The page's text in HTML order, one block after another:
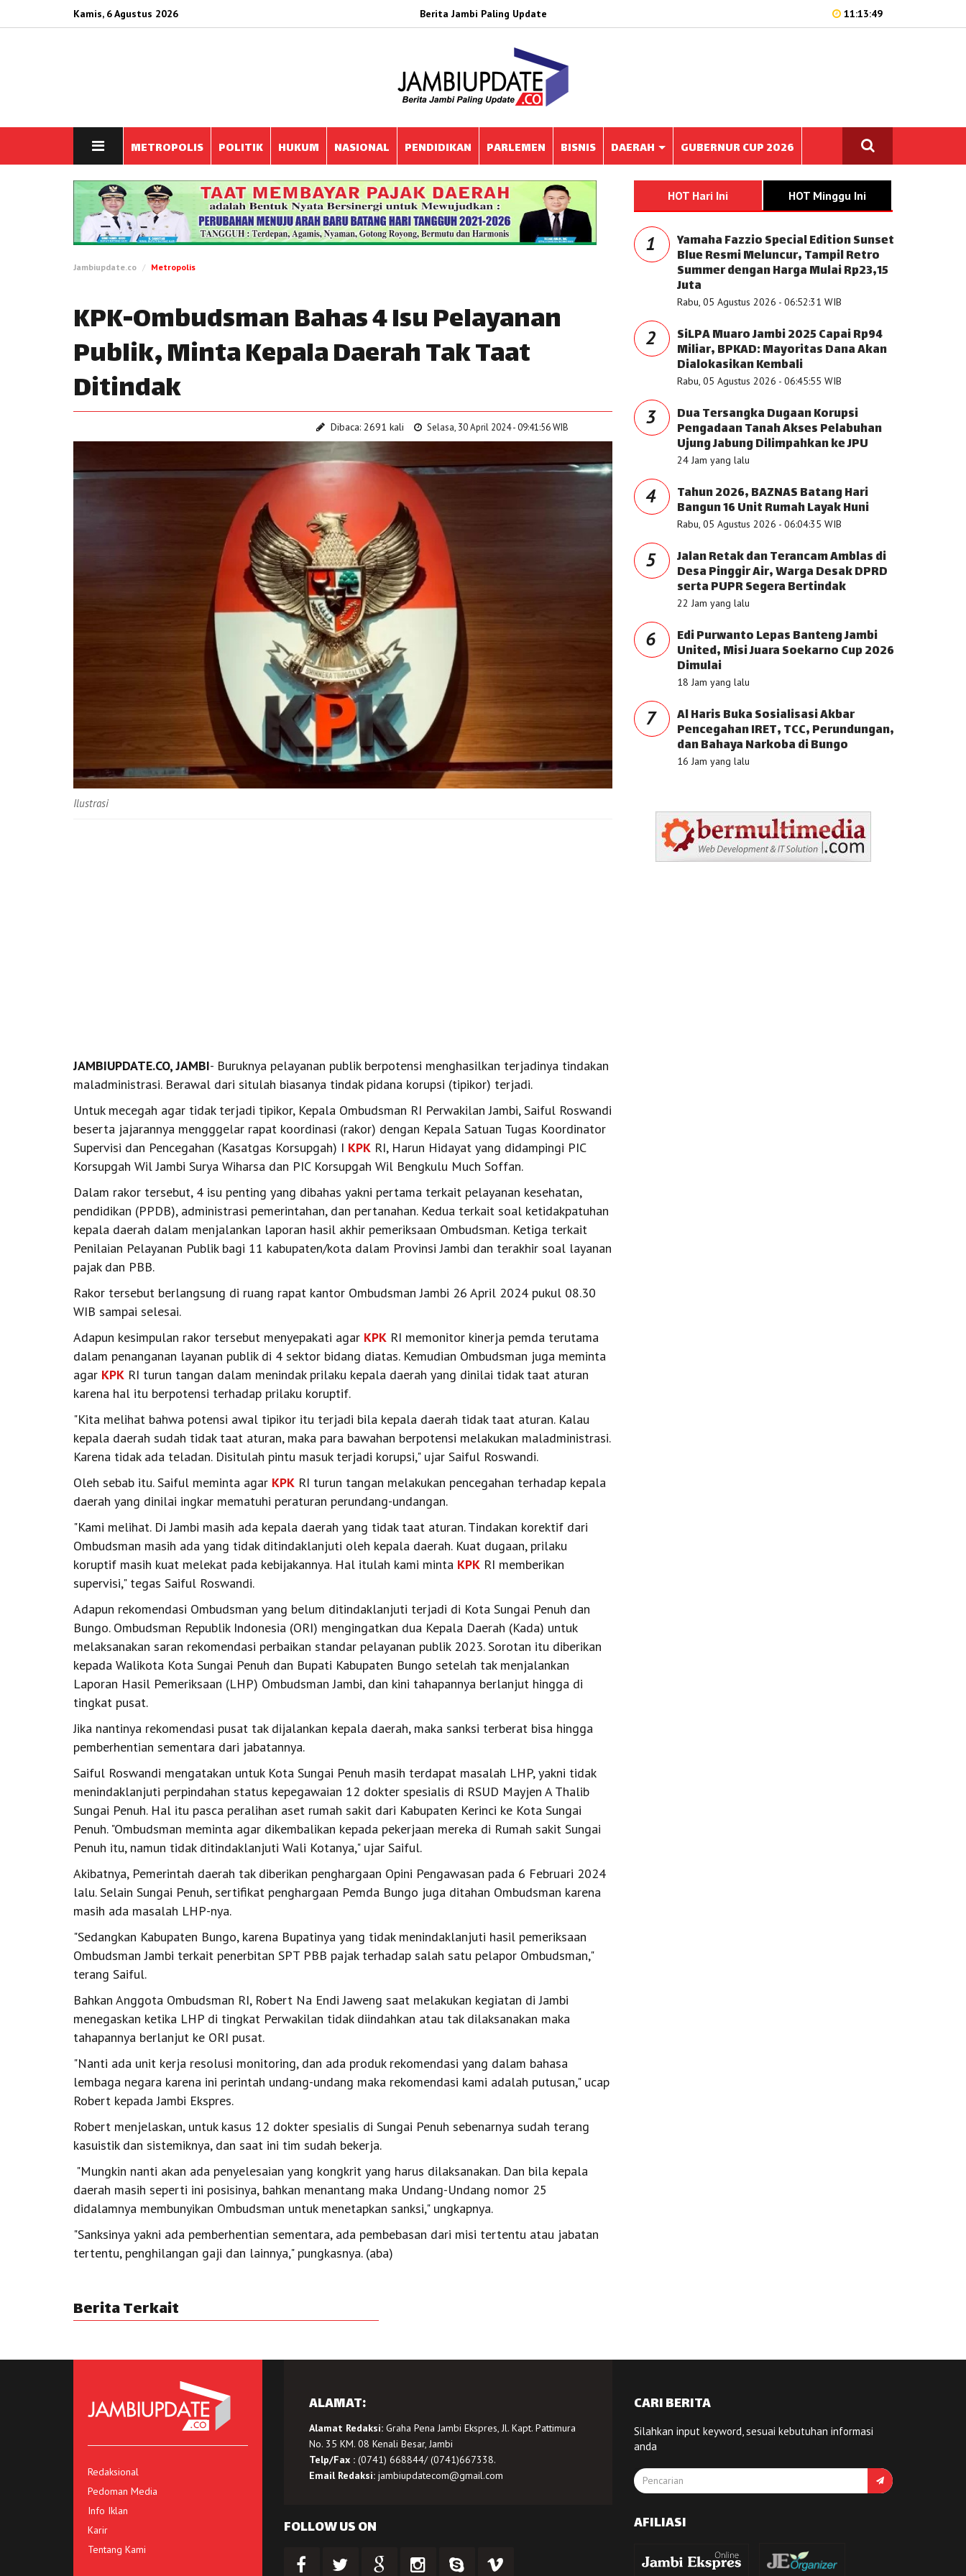
Kamis, 6 Agustus 2026 Berita Jambi Paling Update 11:13:49
METROPOLIS POLITIK HUKUM NASIONAL PENDIDIKAN PARLEMEN BISNIS DAERAH GUBERNUR CUP 2026
Jambiupdate.co Metropolis
KPK-Ombudsman Bahas 4 Isu Pelayanan
Publik, Minta Kepala Daerah Tak Taat
Ditindak
Dibaca: 2691 kali Selasa, 30 April 2024 - 09:41:56 WIB
Ilustrasi
JAMBIUPDATE.CO, JAMBI- Buruknya pelayanan publik berpotensi menghasilkan terjadinya tindakan
maladministrasi. Berawal dari situlah biasanya tindak pidana korupsi (tipikor) terjadi.
Untuk mecegah agar tidak terjadi tipikor, Kepala Ombudsman RI Perwakilan Jambi, Saiful Roswandi
beserta jajarannya mengggelar rapat koordinasi (rakor) dengan Kepala Satuan Tugas Koordinator
Supervisi dan Pencegahan (Kasatgas Korsupgah) I KPK RI, Harun Hidayat yang didampingi PIC
Korsupgah Wil Jambi Surya Wiharsa dan PIC Korsupgah Wil Bengkulu Much Soffan.
Dalam rakor tersebut, 4 isu penting yang dibahas yakni pertama terkait pelayanan kesehatan,
pendidikan (PPDB), administrasi pemerintahan, dan pertanahan. Kedua terkait soal ketidakpatuhan
kepala daerah dalam menjalankan laporan hasil akhir pemeriksaan Ombudsman. Ketiga terkait
Penilaian Pelayanan Publik bagi 11 kabupaten/kota dalam Provinsi Jambi dan terakhir soal layanan
pajak dan PBB.
Rakor tersebut berlangsung di ruang rapat kantor Ombudsman Jambi 26 April 2024 pukul 08.30
WIB sampai selesai.
Adapun kesimpulan rakor tersebut menyepakati agar KPK RI memonitor kinerja pemda terutama
dalam penanganan layanan publik di 4 sektor bidang diatas. Kemudian Ombudsman juga meminta
agar KPK RI turun tangan dalam menindak prilaku kepala daerah yang dinilai tidak taat aturan
karena hal itu berpotensi terhadap prilaku koruptif.
"Kita melihat bahwa potensi awal tipikor itu terjadi bila kepala daerah tidak taat aturan. Kalau
kepala daerah sudah tidak taat aturan, maka para bawahan berpotensi melakukan maladministrasi.
Karena tidak ada teladan. Disitulah pintu masuk terjadi korupsi," ujar Saiful Roswandi.
Oleh sebab itu. Saiful meminta agar KPK RI turun tangan melakukan pencegahan terhadap kepala
daerah yang dinilai ingkar mematuhi peraturan perundang-undangan.
"Kami melihat. Di Jambi masih ada kepala daerah yang tidak taat aturan. Tindakan korektif dari
Ombudsman masih ada yang tidak ditindaklanjuti oleh kepala daerah. Kuat dugaan, prilaku
koruptif masih kuat melekat pada kebijakannya. Hal itulah kami minta KPK RI memberikan
supervisi," tegas Saiful Roswandi.
Adapun rekomendasi Ombudsman yang belum ditindaklanjuti terjadi di Kota Sungai Penuh dan
Bungo. Ombudsman Republik Indonesia (ORI) mengingatkan dua Kepala Daerah (Kada) untuk
melaksanakan saran rekomendasi perbaikan standar pelayanan publik 2023. Sorotan itu diberikan
kepada Walikota Kota Sungai Penuh dan Bupati Kabupaten Bungo setelah tak menjalankan
Laporan Hasil Pemeriksaan (LHP) Ombudsman Jambi, dan kini tahapannya berlanjut hingga di
tingkat pusat.
Jika nantinya rekomendasi pusat tak dijalankan kepala daerah, maka sanksi terberat bisa hingga
pemberhentian sementara dari jabatannya.
Saiful Roswandi mengatakan untuk Kota Sungai Penuh masih terdapat masalah LHP, yakni tidak
menindaklanjuti perpindahan status kepegawaian 12 dokter spesialis di RSUD Mayjen A Thalib
Sungai Penuh. Hal itu pasca peralihan aset rumah sakit dari Kabupaten Kerinci ke Kota Sungai
Penuh. "Ombudsman meminta agar dikembalikan kepada pekerjaan mereka di Rumah sakit Sungai
Penuh itu, namun tidak ditindaklanjuti Wali Kotanya," ujar Saiful.
Akibatnya, Pemerintah daerah tak diberikan penghargaan Opini Pengawasan pada 6 Februari 2024
lalu. Selain Sungai Penuh, sertifikat penghargaan Pemda Bungo juga ditahan Ombudsman karena
masih ada masalah LHP-nya.
"Sedangkan Kabupaten Bungo, karena Bupatinya yang tidak menindaklanjuti hasil pemeriksaan
Ombudsman Jambi terkait penerbitan SPT PBB pajak terhadap salah satu pelapor Ombudsman,"
terang Saiful.
Bahkan Anggota Ombudsman RI, Robert Na Endi Jaweng saat melakukan kegiatan di Jambi
menegaskan ketika LHP di tingkat Perwakilan tidak diindahkan atau tak dilaksanakan maka
tahapannya berlanjut ke ORI pusat.
"Nanti ada unit kerja resolusi monitoring, dan ada produk rekomendasi yang dalam bahasa
lembaga negara karena ini perintah undang-undang maka rekomendasi kami adalah putusan," ucap
Robert kepada Jambi Ekspres.
Robert menjelaskan, untuk kasus 12 dokter spesialis di Sungai Penuh sebenarnya sudah terang
kasuistik dan sistemiknya, dan saat ini tim sudah bekerja.
"Mungkin nanti akan ada penyelesaian yang kongkrit yang harus dilaksanakan. Dan bila kepala
daerah masih seperti ini posisinya, bahkan menantang maka Undang-Undang nomor 25
didalamnya membunyikan Ombudsman untuk menetapkan sanksi," ungkapnya.
"Sanksinya yakni ada pemberhentian sementara, ada pembebasan dari misi tertentu atau jabatan
tertentu, penghilangan gaji dan lainnya," pungkasnya. (aba)
Berita Terkait
HOT Hari Ini HOT Minggu Ini
1 Yamaha Fazzio Special Edition Sunset
Blue Resmi Meluncur, Tampil Retro
Summer dengan Harga Mulai Rp23,15
Juta
Rabu, 05 Agustus 2026 - 06:52:31 WIB
2 SiLPA Muaro Jambi 2025 Capai Rp94
Miliar, BPKAD: Mayoritas Dana Akan
Dialokasikan Kembali
Rabu, 05 Agustus 2026 - 06:45:55 WIB
3 Dua Tersangka Dugaan Korupsi
Pengadaan Tanah Akses Pelabuhan
Ujung Jabung Dilimpahkan ke JPU
24 Jam yang lalu
4 Tahun 2026, BAZNAS Batang Hari
Bangun 16 Unit Rumah Layak Huni
Rabu, 05 Agustus 2026 - 06:04:35 WIB
5 Jalan Retak dan Terancam Amblas di
Desa Pinggir Air, Warga Desak DPRD
serta PUPR Segera Bertindak
22 Jam yang lalu
6 Edi Purwanto Lepas Banteng Jambi
United, Misi Juara Soekarno Cup 2026
Dimulai
18 Jam yang lalu
7 Al Haris Buka Sosialisasi Akbar
Pencegahan IRET, TCC, Perundungan,
dan Bahaya Narkoba di Bungo
16 Jam yang lalu
Redaksional
Pedoman Media
Info Iklan
Karir
Tentang Kami
ALAMAT:
Alamat Redaksi:Graha Pena Jambi Ekspres, Jl. Kapt. Pattimura
No. 35 KM. 08 Kenali Besar, Jambi
Telp/Fax :(0741) 668844/ (0741)667338.
Email Redaksi: jambiupdatecom@gmail.com
FOLLOW US ON
CARI BERITA
Silahkan input keyword, sesuai kebutuhan informasi
anda
AFILIASI